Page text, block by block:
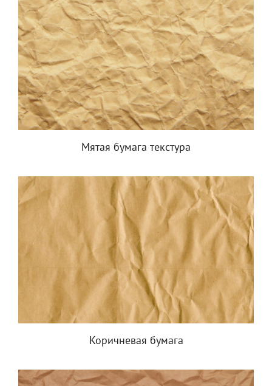
Мятая бумага текстура
Коричневая бумага